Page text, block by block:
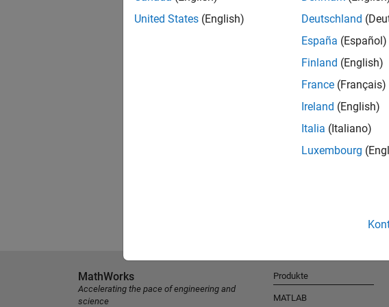
United States (English)
Deutschland
España (Español)
Finland (English)
France (Français)
Ireland (English)
Italia (Italiano)
Luxembourg
MathWorks
Accelerating the pace of engineering and
science
Produkte
MATLAB